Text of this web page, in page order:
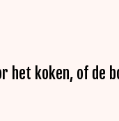
het koken, of de